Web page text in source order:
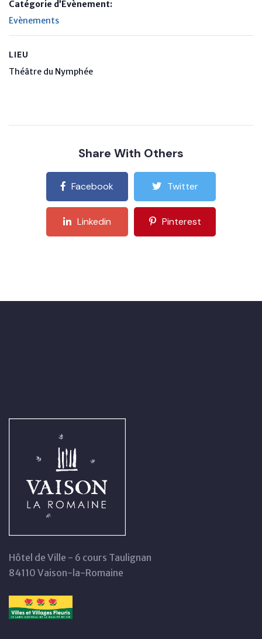
Catégorie d’Évènement:
Evènements
LIEU
Théâtre du Nymphée
Share With Others
Facebook Twitter
Linkedin Pinterest
Hôtel de Ville - 6 cours Taulignan
84110 Vaison-la-Romaine